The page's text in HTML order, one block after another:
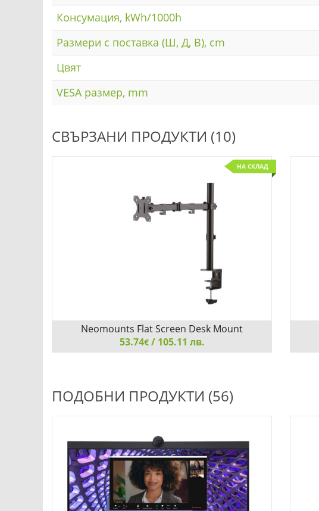
Консумация, kWh/1000h
Размери с поставка (Ш, Д, В), cm
Цвят
VESA размер, mm
СВЪРЗАНИ ПРОДУКТИ (10)
НА СКЛАД
Добави Сравни
Neomounts Flat Screen Desk Mount
(clamp/grommet)
53.74€/ 105.11 лв.
ПОДОБНИ ПРОДУКТИ (56)